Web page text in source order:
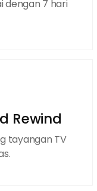
dengan 7 hari
Rewind
tayangan TV